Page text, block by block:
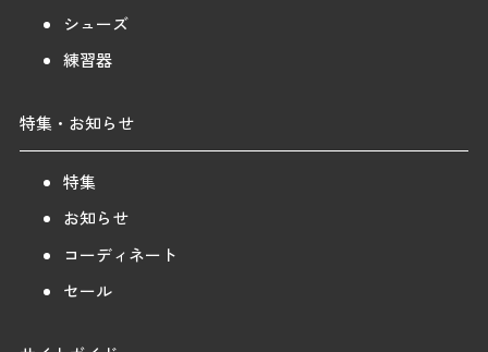
シューズ
練習器
特集・お知らせ
特集
お知らせ
コーディネート
セール